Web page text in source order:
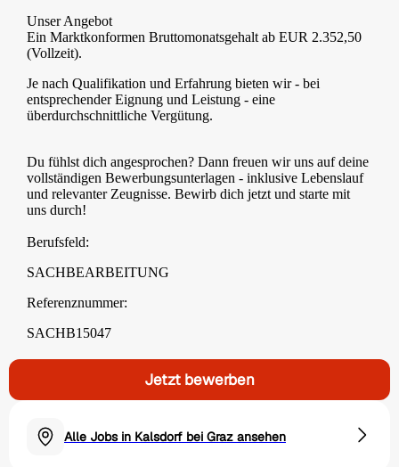
Unser Angebot
Ein Marktkonformen Bruttomonatsgehalt ab EUR 2.352,50
(Vollzeit).
Je nach Qualifikation und Erfahrung bieten wir - bei
entsprechender Eignung und Leistung - eine
überdurchschnittliche Vergütung.
Du fühlst dich angesprochen? Dann freuen wir uns auf deine
vollständigen Bewerbungsunterlagen - inklusive Lebenslauf
und relevanter Zeugnisse. Bewirb dich jetzt und starte mit
uns durch!
Berufsfeld:
SACHBEARBEITUNG
Referenznummer:
SACHB15047
Jetzt bewerben
Alle Jobs in Kalsdorf bei Graz ansehen